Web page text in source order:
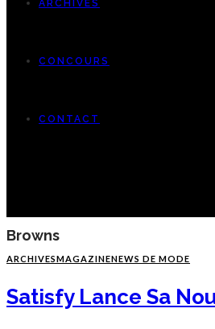
ARCHIVES
CONCOURS
CONTACT
Browns
ARCHIVESMAGAZINENEWS DE MODE
Satisfy Lance Sa